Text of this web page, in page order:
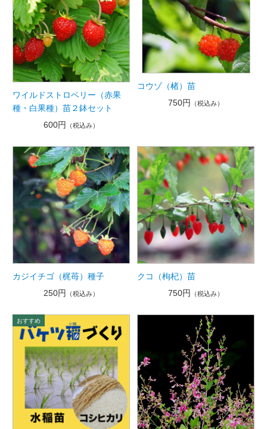
ワイルドストロベリー（赤果
種・白果種）苗２鉢セット
600円
（税込み）
コウゾ（楮）苗
750円
（税込み）
カジイチゴ（梶苺）種子
250円
（税込み）
クコ（枸杞）苗
750円
（税込み）